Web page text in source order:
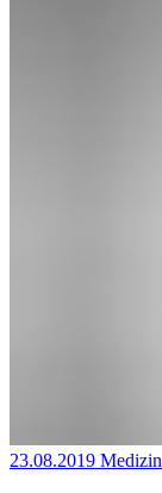
23.08.2019 Medizin